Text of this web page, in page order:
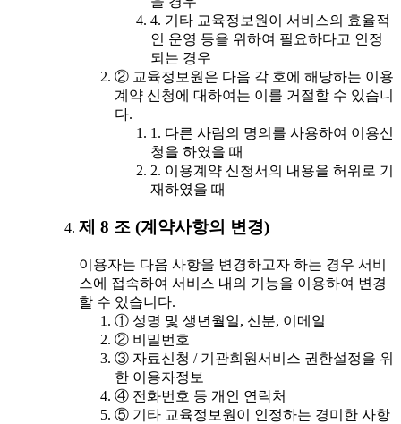
4. 기타 교육정보원이 서비스의 효율적
인 운영 등을 위하여 필요하다고 인정
되는 경우
② 교육정보원은 다음 각 호에 해당하는 이용
계약 신청에 대하여는 이를 거절할 수 있습니
다.
1. 다른 사람의 명의를 사용하여 이용신
청을 하였을 때
2. 이용계약 신청서의 내용을 허위로 기
재하였을 때
제 8 조 (계약사항의 변경)
이용자는 다음 사항을 변경하고자 하는 경우 서비
스에 접속하여 서비스 내의 기능을 이용하여 변경
할 수 있습니다.
① 성명 및 생년월일, 신분, 이메일
② 비밀번호
③ 자료신청 / 기관회원서비스 권한설정을 위
한 이용자정보
④ 전화번호 등 개인 연락처
⑤ 기타 교육정보원이 인정하는 경미한 사항